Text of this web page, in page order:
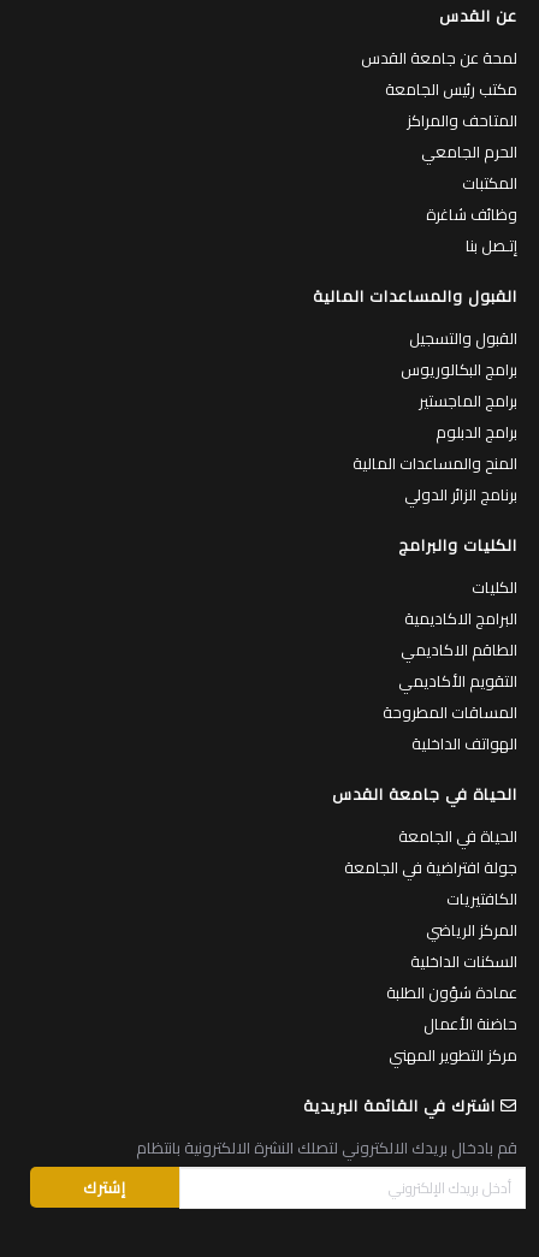
عن القدس
لمحة عن جامعة القدس
مكتب رئيس الجامعة
المتاحف والمراكز
الحرم الجامعي
المكتبات
وظائف شاغرة
إتـصل بنا
القبول والمساعدات المالية
القبول والتسجيل
برامج البكالوريوس
برامج الماجستير
برامج الدبلوم
المنح والمساعدات المالية
برنامج الزائر الدولي
الكليات والبرامج
الكليات
البرامج الاكاديمية
الطاقم الاكاديمي
التقويم الأكاديمي
المساقات المطروحة
الهواتف الداخلية
الحياة في جامعة القدس
الحياة في الجامعة
جولة افتراضية في الجامعة
الكافتيريات
المركز الرياضي
السكنات الداخلية
عمادة شؤون الطلبة
حاضنة الأعمال
مركز التطوير المهني
اشترك في القائمة البريدية
قم بادخال بريدك الالكتروني لتصلك النشرة الالكترونية بانتظام